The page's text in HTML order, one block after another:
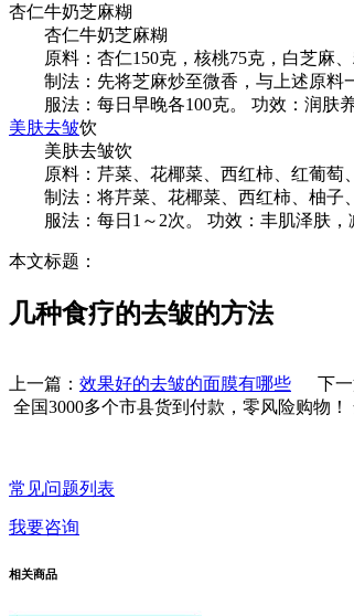
杏仁牛奶芝麻糊
杏仁牛奶芝麻糊
原料：杏仁150克，核桃75克，白芝麻、
制法：先将芝麻炒至微香，与上述原料一
服法：每日早晚各100克。 功效：润肤养
美肤去皱饮
美肤去皱饮
原料：芹菜、花椰菜、西红柿、红葡萄
制法：将芹菜、花椰菜、西红柿、柚子、
服法：每日1～2次。 功效：丰肌泽肤，
本文标题：
几种食疗的去皱的方法
上一篇： 效果好的去皱的面膜有哪些 下一
全国3000多个市县货到付款，零风险购物！
常见问题列表
我要咨询
相关商品